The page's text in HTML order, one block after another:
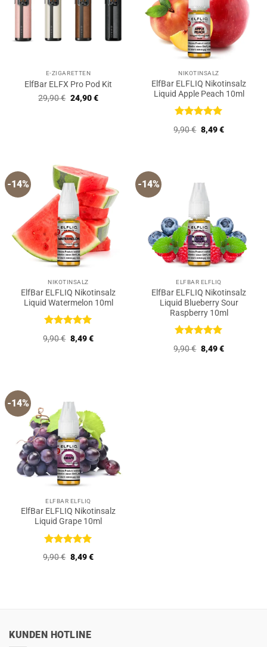
E-ZIGARETTEN
ElfBar ELFX Pro Pod Kit
29,90€ Ursprünglicher
Preis
24,90€Aktueller
NIKOTINSALZ
ElfBar ELFLIQ Nikotinsalz
Liquid Apple Peach 10ml
Bewertet
mit 5 von
9,90€ Ursprünglicher
Preis
8,49€Aktueller
-14%
NIKOTINSALZ
ElfBar ELFLIQ Nikotinsalz
Liquid Watermelon 10ml
Bewertet
mit 5 von
9,90€ Ursprünglicher
Preis
8,49€Aktueller
-14%
ELFBAR ELFLIQ
ElfBar ELFLIQ Nikotinsalz
Liquid Blueberry Sour
Raspberry 10ml
Bewertet
mit 5 von
9,90€ Ursprünglicher
Preis
8,49€Aktueller
-14%
ELFBAR ELFLIQ
ElfBar ELFLIQ Nikotinsalz
Liquid Grape 10ml
Bewertet
mit 5 von
9,90€ Ursprünglicher
Preis
8,49€Aktueller
KUNDEN HOTLINE